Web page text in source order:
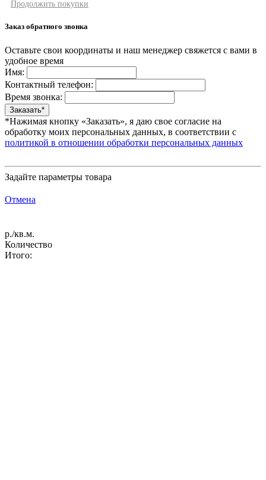
Продолжить покупки
Заказ обратного звонка
Оставьте свои координаты и наш менеджер свяжется с вами в
удобное время
Имя:
Контактный телефон:
Время звонка:
*Нажимая кнопку «Заказать», я даю свое согласие на
обработку моих персональных данных, в соответствии с
политикой в отношении обработки персональных данных
Задайте параметры товара
Отмена
р./кв.м.
Количество
Итого: